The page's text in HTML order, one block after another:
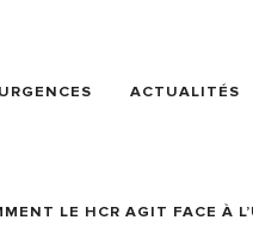
URGENCES ACTUALITÉS
LE HCR AGIT FACE À